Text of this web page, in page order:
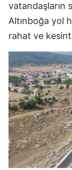
vatandaşların
Altınboğa yol
rahat ve